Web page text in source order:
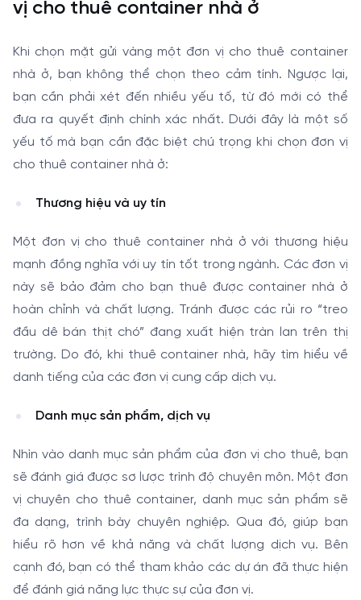
vị cho thuê container nhà ở
Khi chọn mặt gửi vàng một đơn vị cho thuê container
nhà ở, bạn không thể chọn theo cảm tính. Ngược lại,
bạn cần phải xét đến nhiều yếu tố, từ đó mới có thể
đưa ra quyết định chính xác nhất. Dưới đây là một số
yếu tố mà bạn cần đặc biệt chú trọng khi chọn đơn vị
cho thuê container nhà ở:
Thương hiệu và uy tín
Một đơn vị cho thuê container nhà ở với thương hiệu
mạnh đồng nghĩa với uy tín tốt trong ngành. Các đơn vị
này sẽ bảo đảm cho bạn thuê được container nhà ở
hoàn chỉnh và chất lượng. Tránh được các rủi ro “treo
đầu dê bán thịt chó” đang xuất hiện tràn lan trên thị
trường. Do đó, khi thuê container nhà, hãy tìm hiểu về
danh tiếng của các đơn vị cung cấp dịch vụ.
Danh mục sản phẩm, dịch vụ
Nhìn vào danh mục sản phẩm của đơn vị cho thuê, bạn
sẽ đánh giá được sơ lược trình độ chuyên môn. Một đơn
vị chuyên cho thuê container, danh mục sản phẩm sẽ
đa dạng, trình bày chuyên nghiệp. Qua đó, giúp bạn
hiểu rõ hơn về khả năng và chất lượng dịch vụ. Bên
cạnh đó, bạn có thể tham khảo các dự án đã thực hiện
để đánh giá năng lực thực sự của đơn vị.